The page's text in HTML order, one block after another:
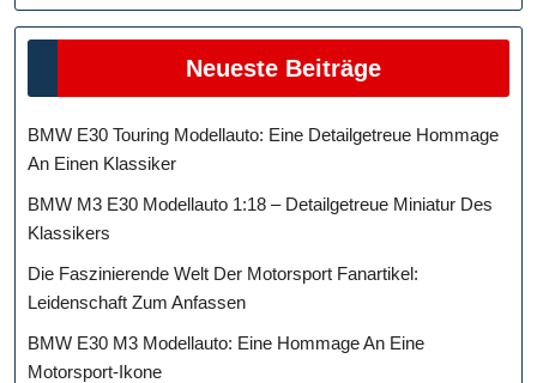
Neueste Beiträge
BMW E30 Touring Modellauto: Eine Detailgetreue Hommage
An Einen Klassiker
BMW M3 E30 Modellauto 1:18 – Detailgetreue Miniatur Des
Klassikers
Die Faszinierende Welt Der Motorsport Fanartikel:
Leidenschaft Zum Anfassen
BMW E30 M3 Modellauto: Eine Hommage An Eine
Motorsport-Ikone